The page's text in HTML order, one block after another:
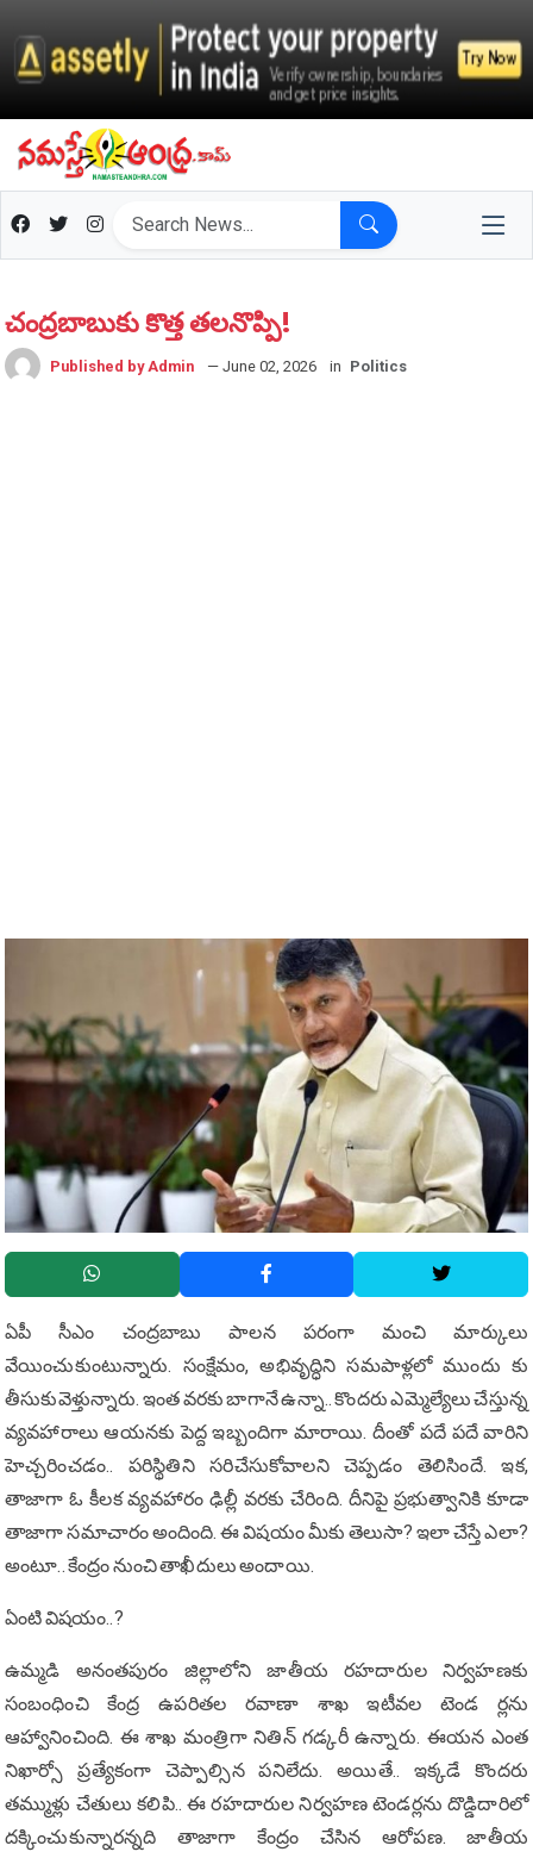
చంద్రబాబుకు కొత్త తలనొప్పి!
Published by Admin — June 02, 2026 in Politics
ఏపీ సీఎం చంద్ర‌బాబు పాల‌న ప‌రంగా మంచి మార్కులు
వేయించుకుంటున్నారు. సంక్షేమం, అభివృద్ధిని స‌మ‌పాళ్ల‌లో ముందు కు
తీసుకువెళ్తున్నారు. ఇంత వ‌ర‌కు బాగానే ఉన్నా.. కొంద‌రు ఎమ్మెల్యేలు చేస్తున్న
వ్య‌వ‌హారాలు ఆయ‌న‌కు పెద్ద ఇబ్బందిగా మారాయి. దీంతో ప‌దే ప‌దే వారిని
హెచ్చ‌రించ‌డం.. ప‌రిస్థితిని స‌రిచేసుకోవాల‌ని చెప్ప‌డం తెలిసిందే. ఇక‌,
తాజాగా ఓ కీల‌క వ్య‌వ‌హారం ఢిల్లీ వ‌ర‌కు చేరింది. దీనిపై ప్ర‌భుత్వానికి కూడా
తాజాగా స‌మాచారం అందింది. ఈ విష‌యం మీకు తెలుసా? ఇలా చేస్తే ఎలా?
అంటూ.. కేంద్రం నుంచి తాఖీదులు అందాయి.
ఏంటి విష‌యం..?
ఉమ్మ‌డి అనంత‌పురం జిల్లాలోని జాతీయ ర‌హ‌దారుల నిర్వ‌హ‌ణ‌కు
సంబంధించి కేంద్ర ఉప‌రిత‌ల ర‌వాణా శాఖ ఇటీవ‌ల టెండ ర్ల‌ను
ఆహ్వానించింది. ఈ శాఖ మంత్రిగా నితిన్ గ‌డ్క‌రీ ఉన్నారు. ఈయ‌న ఎంత
నిఖార్సో ప్ర‌త్యేకంగా చెప్పాల్సిన ప‌నిలేదు. అయితే.. ఇక్క‌డే కొంద‌రు
త‌మ్ముళ్లు చేతులు క‌లిపి.. ఈ ర‌హ‌దారుల నిర్వ‌హ‌ణ టెండ‌ర్ల‌ను దొడ్డిదారిలో
ద‌క్కించుకున్నార‌న్న‌ది తాజాగా కేంద్రం చేసిన ఆరోప‌ణ‌. జాతీయ